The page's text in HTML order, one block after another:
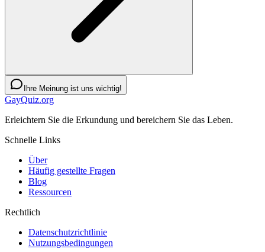
Ihre Meinung ist uns wichtig!
GayQuiz.org
Erleichtern Sie die Erkundung und bereichern Sie das Leben.
Schnelle Links
Über
Häufig gestellte Fragen
Blog
Ressourcen
Rechtlich
Datenschutzrichtlinie
Nutzungsbedingungen